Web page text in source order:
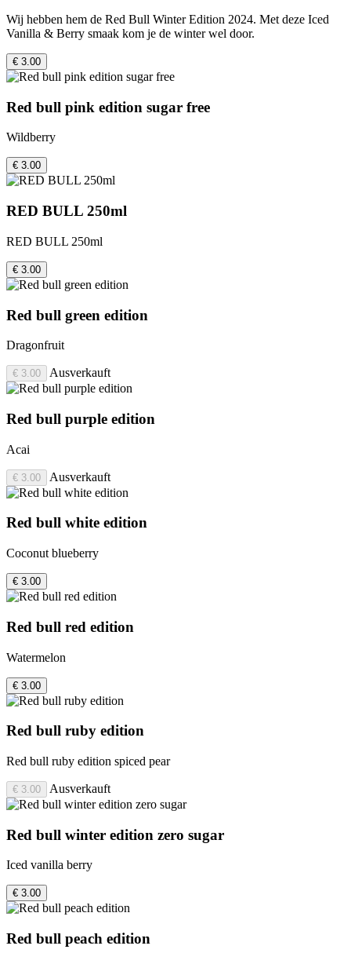
Wij hebben hem de Red Bull Winter Edition 2024. Met deze Iced
Vanilla & Berry smaak kom je de winter wel door.
€ 3.00
Red bull pink edition sugar free
Wildberry
€ 3.00
RED BULL 250ml
RED BULL 250ml
€ 3.00
Red bull green edition
Dragonfruit
€ 3.00 Ausverkauft
Red bull purple edition
Acai
€ 3.00 Ausverkauft
Red bull white edition
Coconut blueberry
€ 3.00
Red bull red edition
Watermelon
€ 3.00
Red bull ruby edition
Red bull ruby edition spiced pear
€ 3.00 Ausverkauft
Red bull winter edition zero sugar
Iced vanilla berry
€ 3.00
Red bull peach edition